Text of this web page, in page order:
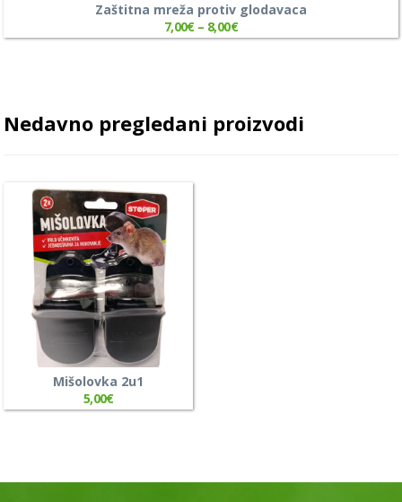
Zaštitna mreža protiv glodavaca
7,00€– 8,00€
Nedavno pregledani proizvodi
Mišolovka 2u1
5,00€